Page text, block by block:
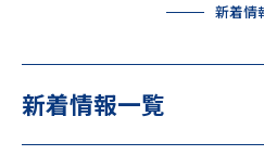
新着情
新着情報一覧